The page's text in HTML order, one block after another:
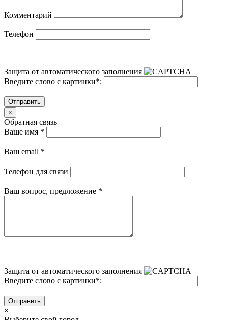
Комментарий
Телефон
Защита от автоматического заполнения
Введите слово с картинки*:
Отправить
×
Обратная связь
Ваше имя *
Ваш email *
Телефон для связи
Ваш вопрос, предложение *
Защита от автоматического заполнения
Введите слово с картинки*:
Отправить
×